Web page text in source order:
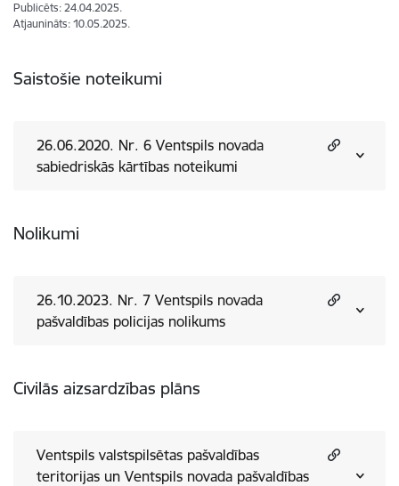
Publicēts: 24.04.2025.
Atjaunināts: 10.05.2025.
Saistošie noteikumi
26.06.2020. Nr. 6 Ventspils novada
sabiedriskās kārtības noteikumi
Nolikumi
26.10.2023. Nr. 7 Ventspils novada
pašvaldības policijas nolikums
Civilās aizsardzības plāns
Ventspils valstspilsētas pašvaldības
teritorijas un Ventspils novada pašvaldības